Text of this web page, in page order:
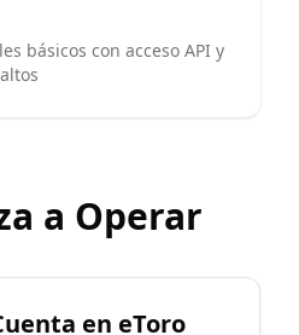
básicos con acceso API y
a Operar
en eToro